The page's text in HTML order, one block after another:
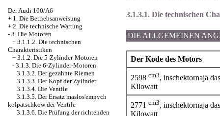
Der Audi 100/A6
+ 1. Die Betriebsanweisung
+ 2. Die technische Wartung
- 3. Die Motoren
+ 3.1.1.2. Die technischen
Charakteristiken
+ 3.1.2. Die 5-Zylinder-Motoren
- 3.1.3. Die 6-Zylinder-Motoren
3.1.3.2. Der gezahnte Riemen
3.1.3.3. Der Kopf der Zylinder
3.1.3.4. Die Ventile
3.1.3.5. Der Ersatz maslos'emnych
kolpatschkow der Ventile
3.1.3.6. Die Prüfung der richtenden
3.1.3.1. Die technischen
DIE ALLGEMEINEN
Der Kode des Motors
2598 cm3, inschektornaja
Kilowatt
2771 cm3, inschektornaja
Kilowatt